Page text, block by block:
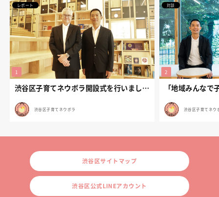
レポート
渋谷区子育てネウボラ開設式を行いました。
渋谷区子育てネウボラ
対談
渋谷区子育てネウ
渋谷区サイトマップ
渋谷区公式LINEアカウント